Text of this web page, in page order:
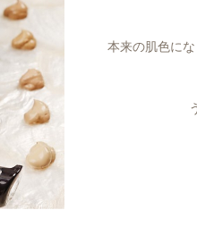
本来の肌色に